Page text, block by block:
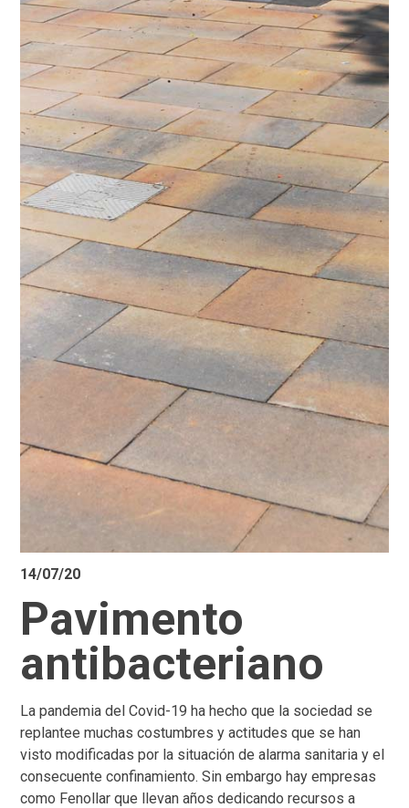
14/07/20
Pavimento
antibacteriano
La pandemia del Covid-19 ha hecho que la sociedad se
replantee muchas costumbres y actitudes que se han
visto modificadas por la situación de alarma sanitaria y el
consecuente confinamiento. Sin embargo hay empresas
como Fenollar que llevan años dedicando recursos a